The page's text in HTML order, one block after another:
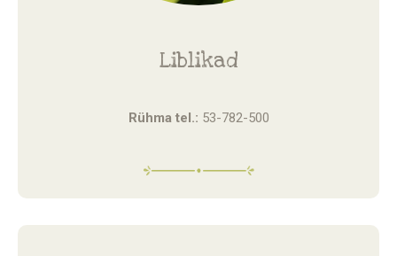
Liblikad
Rühma tel.: 53-782-500